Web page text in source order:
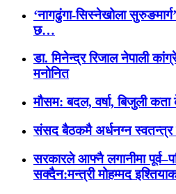
‘नागढुंगा-सिस्नेखोला
छ…
डा. मिनेन्द्र रिजाल नेपाली
मनोनित
मौसम: बदल, वर्षा, बिजुली
संसद बैठकमै अर्धनग्न
सरकारले आफ्नै लगानीमा
सक्दैन:मन्त्री मोहम्मद